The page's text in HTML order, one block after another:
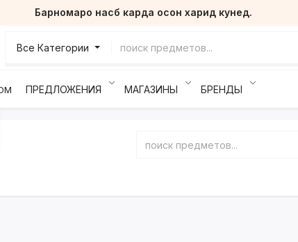
Барномаро насб карда осон харид кунед.
Все Категории
ПРЕДЛОЖЕНИЯ МАГАЗИНЫ БРЕНДЫ